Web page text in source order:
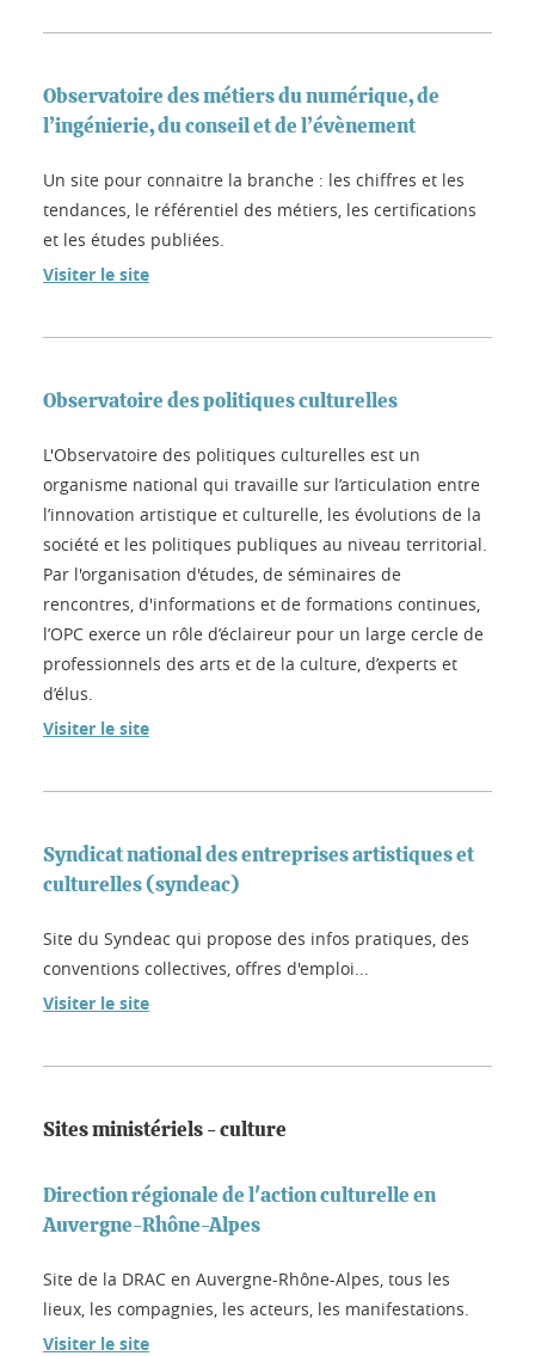
Observatoire des métiers du numérique, de
l’ingénierie, du conseil et de l’évènement
Un site pour connaitre la branche : les chiffres et les
tendances, le référentiel des métiers, les certifications
et les études publiées.
Visiter le site
Observatoire des politiques culturelles
L'Observatoire des politiques culturelles est un
organisme national qui travaille sur l’articulation entre
l’innovation artistique et culturelle, les évolutions de la
société et les politiques publiques au niveau territorial.
Par l'organisation d'études, de séminaires de
rencontres, d'informations et de formations continues,
l’OPC exerce un rôle d’éclaireur pour un large cercle de
professionnels des arts et de la culture, d’experts et
d’élus.
Visiter le site
Syndicat national des entreprises artistiques et
culturelles (syndeac)
Site du Syndeac qui propose des infos pratiques, des
conventions collectives, offres d'emploi...
Visiter le site
Sites ministériels - culture
Direction régionale de l'action culturelle en
Auvergne-Rhône-Alpes
Site de la DRAC en Auvergne-Rhône-Alpes, tous les
lieux, les compagnies, les acteurs, les manifestations.
Visiter le site